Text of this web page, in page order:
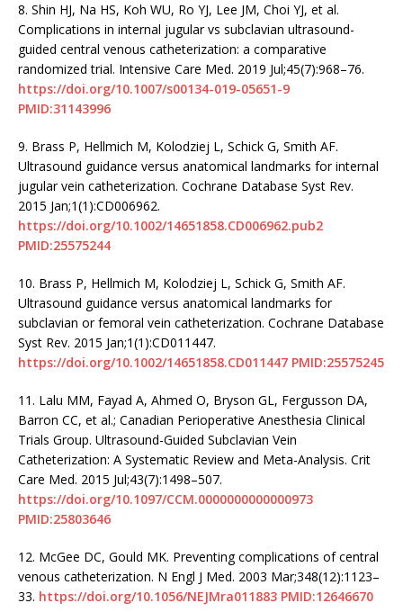
8. Shin HJ, Na HS, Koh WU, Ro YJ, Lee JM, Choi YJ, et al.
Complications in internal jugular vs subclavian ultrasound-
guided central venous catheterization: a comparative
randomized trial. Intensive Care Med. 2019 Jul;45(7):968–76.
https://doi.org/10.1007/s00134-019-05651-9
PMID:31143996
9. Brass P, Hellmich M, Kolodziej L, Schick G, Smith AF.
Ultrasound guidance versus anatomical landmarks for internal
jugular vein catheterization. Cochrane Database Syst Rev.
2015 Jan;1(1):CD006962.
https://doi.org/10.1002/14651858.CD006962.pub2
PMID:25575244
10. Brass P, Hellmich M, Kolodziej L, Schick G, Smith AF.
Ultrasound guidance versus anatomical landmarks for
subclavian or femoral vein catheterization. Cochrane Database
Syst Rev. 2015 Jan;1(1):CD011447.
https://doi.org/10.1002/14651858.CD011447 PMID:25575245
11. Lalu MM, Fayad A, Ahmed O, Bryson GL, Fergusson DA,
Barron CC, et al.; Canadian Perioperative Anesthesia Clinical
Trials Group. Ultrasound-Guided Subclavian Vein
Catheterization: A Systematic Review and Meta-Analysis. Crit
Care Med. 2015 Jul;43(7):1498–507.
https://doi.org/10.1097/CCM.0000000000000973
PMID:25803646
12. McGee DC, Gould MK. Preventing complications of central
venous catheterization. N Engl J Med. 2003 Mar;348(12):1123–
33. https://doi.org/10.1056/NEJMra011883 PMID:12646670